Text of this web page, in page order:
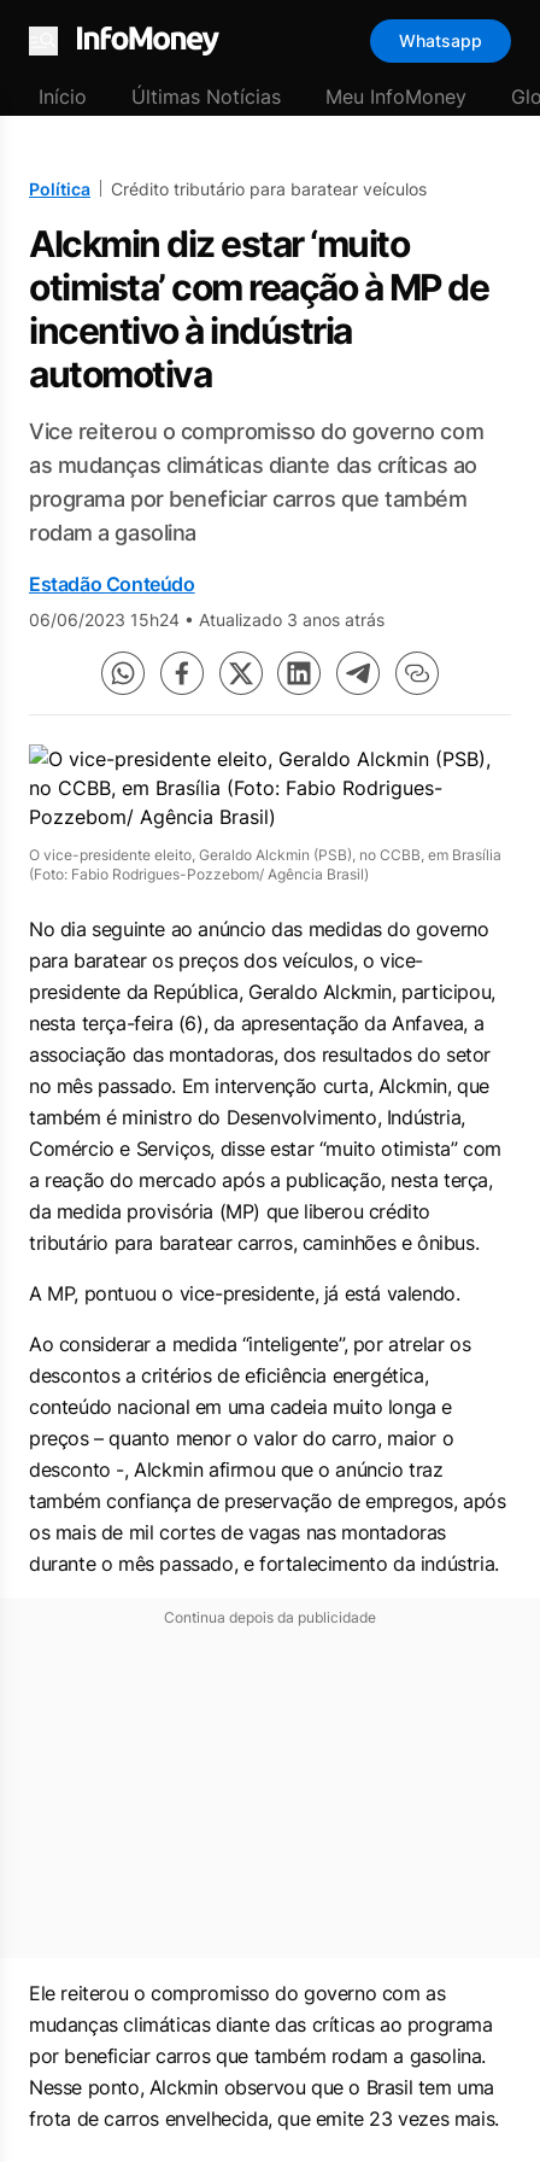
Menu
Whatsapp
Início Últimas Notícias Meu InfoMoney
Política Crédito tributário para baratear veículos
Alckmin diz estar ‘muito
otimista’ com reação à MP de
incentivo à indústria
automotiva
Vice reiterou o compromisso do governo com
as mudanças climáticas diante das críticas ao
programa por beneficiar carros que também
rodam a gasolina
Estadão Conteúdo
06/06/2023 15h24 • Atualizado 3 anos atrás
O vice-presidente eleito, Geraldo Alckmin (PSB), no CCBB, em Brasília
(Foto: Fabio Rodrigues-Pozzebom/ Agência Brasil)
No dia seguinte ao anúncio das medidas do governo
para baratear os preços dos veículos, o vice-
presidente da República, Geraldo Alckmin, participou,
nesta terça-feira (6), da apresentação da Anfavea, a
associação das montadoras, dos resultados do setor
no mês passado. Em intervenção curta, Alckmin, que
também é ministro do Desenvolvimento, Indústria,
Comércio e Serviços, disse estar “muito otimista” com
a reação do mercado após a publicação, nesta terça,
da medida provisória (MP) que liberou crédito
tributário para baratear carros, caminhões e ônibus.
A MP, pontuou o vice-presidente, já está valendo.
Ao considerar a medida “inteligente”, por atrelar os
descontos a critérios de eficiência energética,
conteúdo nacional em uma cadeia muito longa e
preços – quanto menor o valor do carro, maior o
desconto -, Alckmin afirmou que o anúncio traz
também confiança de preservação de empregos, após
os mais de mil cortes de vagas nas montadoras
durante o mês passado, e fortalecimento da indústria.
Continua depois da publicidade
Ele reiterou o compromisso do governo com as
mudanças climáticas diante das críticas ao programa
por beneficiar carros que também rodam a gasolina.
Nesse ponto, Alckmin observou que o Brasil tem uma
frota de carros envelhecida, que emite 23 vezes mais.